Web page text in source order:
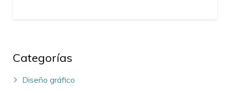
Categorías
Diseño gráfico